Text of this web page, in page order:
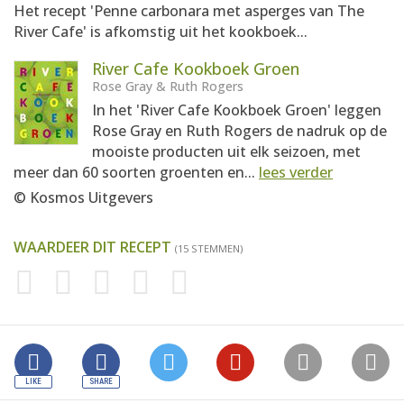
Het recept 'Penne carbonara met asperges van The
River Cafe' is afkomstig uit het kookboek...
River Cafe Kookboek Groen
Rose Gray & Ruth Rogers
In het 'River Cafe Kookboek Groen' leggen
Rose Gray en Ruth Rogers de nadruk op de
mooiste producten uit elk seizoen, met
meer dan 60 soorten groenten en... lees verder
© Kosmos Uitgevers
WAARDEER DIT RECEPT (15 STEMMEN)